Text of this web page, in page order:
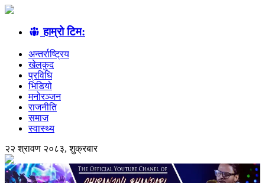
हाम्रो टिम:
अन्तर्राष्ट्रिय
खेलकुद
प्रविधि
भिडियो
मनोरञ्जन
राजनीति
समाज
स्वास्थ्य
२२ श्रावण २०८३, शुक्रबार